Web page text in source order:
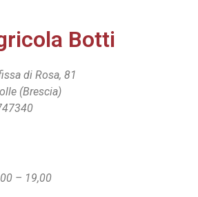
Botti
di Rosa, 81
(Brescia)
– 19,00